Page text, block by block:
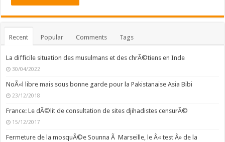
Recent Popular Comments Tags
La difficile situation des musulmans et des chrÃ©tiens en Inde
30/04/2022
NoÃ«l libre mais sous bonne garde pour la Pakistanaise Asia Bibi
23/12/2018
France: Le dÃ©lit de consultation de sites djihadistes censurÃ©
15/12/2017
Fermeture de la mosquÃ©e Sounna Ã Marseille, le Â« test Â» de la